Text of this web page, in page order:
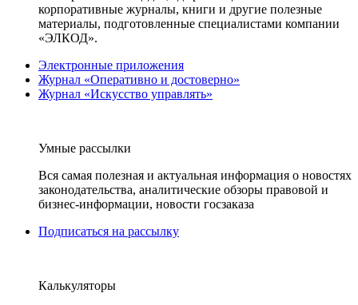
корпоративные журналы, книги и другие полезные
материалы, подготовленные специалистами компании
«ЭЛКОД».
Электронные приложения
Журнал «Оперативно и достоверно»
Журнал «Искусство управлять»
Умные рассылки
Вся самая полезная и актуальная информация о новостях
законодательства, аналитические обзоры правовой и
бизнес-информации, новости госзаказа
Подписаться на рассылку
Калькуляторы